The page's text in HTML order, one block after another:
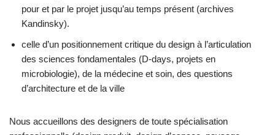
pour et par le projet jusqu’au temps présent (archives
Kandinsky).
celle d’un positionnement critique du design à l’articulation
des sciences fondamentales (D-days, projets en
microbiologie), de la médecine et soin, des questions
d’architecture et de la ville
Nous accueillons des designers de toute spécialisation